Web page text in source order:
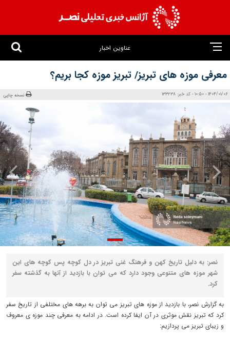
عناوین اخبار
معرفی موزه های تبریز/ تبریز موزه کجا بریم؟
1404/01/06 - 10:50 - کد خبر: 133238 نسخه چاپی
نصر: به دلیل تاریخ کهن و فرهنگ غنی تبریز در دل کوچه پس کوچه های این
شهر موزه های متنوعی وجود دارد که می توان با بازدید از آنها به گذشته سفر
کرد.
به گزارش نصر، با بازدید از موزه های تبریز می توان به برهه های مختلفی از تاریخ سفر
کرد که تبریز نقش موثری در آن ایفا کرده است. در ادامه به معرفی چند موزه ی معروف
و زیبای تبریز می پردازیم: